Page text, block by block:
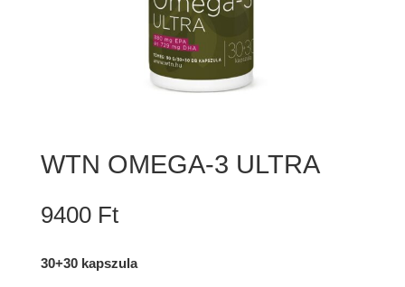
WTN OMEGA-3 ULTRA
9400 Ft
30+30 kapszula